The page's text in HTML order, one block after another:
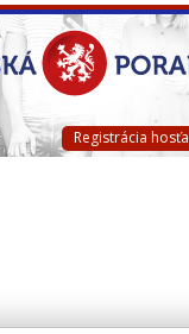
Registrácia hosťa